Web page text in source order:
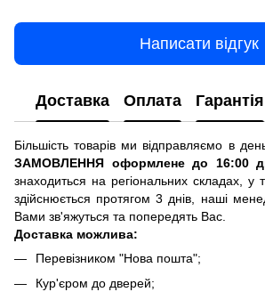
Написати відгук
Доставка Оплата Гарантія
Більшість товарів ми відправляємо в
ЗАМОВЛЕННЯ оформлене до 16:00
знаходиться на регіональних складах, у
здійснюється протягом 3 днів, наші
Вами зв'яжуться та попередять Вас.
Доставка можлива:
Перевізником "Нова пошта";
Кур'єром до дверей;